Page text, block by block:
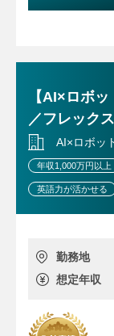
知財管理業務と
【具体的には】
・特許の観点か
・当社後発医薬
出、データベー
・当社特許出願
どちらの業務も
【AI×ロボ
／フレック
AI×ロボッ
年収1,000万円以上
英語力が活かせる
勤務地
想定年収